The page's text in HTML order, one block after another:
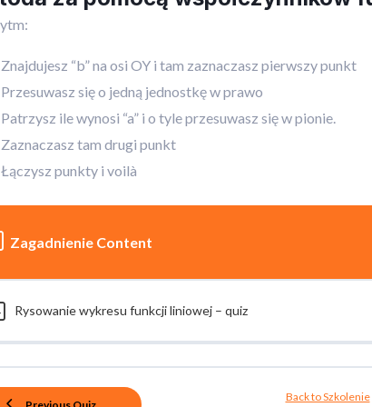
Znajdujesz “b” na osi OY i tam zaznaczasz pierwszy punkt
Przesuwasz się o jedną jednostkę w prawo
Patrzysz ile wynosi “a” i o tyle przesuwasz się w pionie.
Zaznaczasz tam drugi punkt
Łączysz punkty i voilà
Zagadnienie Content
Rysowanie wykresu funkcji liniowej – quiz
Back to Szkolenie